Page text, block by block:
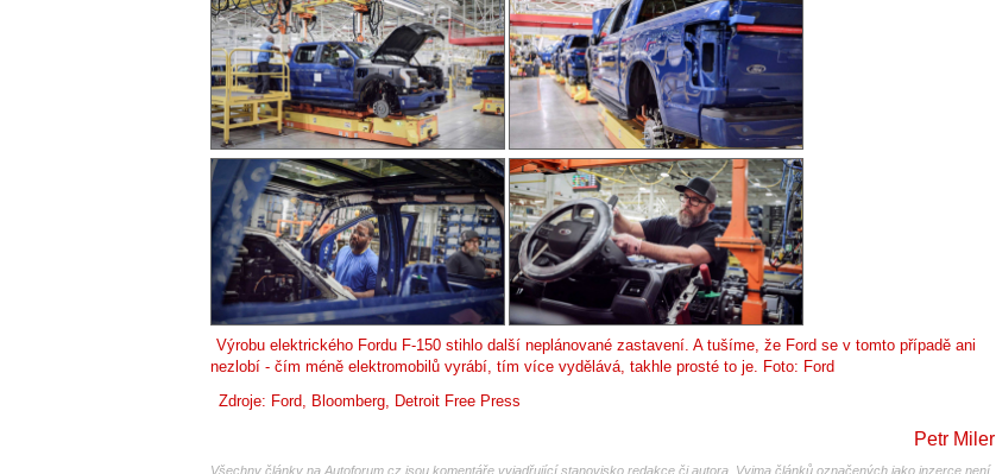
Výrobu elektrického Fordu F-150 stihlo další neplánované zastavení. A tušíme, že Ford se v tomto případě ani
nezlobí - čím méně elektromobilů vyrábí, tím více vydělává, takhle prosté to je. Foto: Ford
Zdroje: Ford, Bloomberg, Detroit Free Press
Petr Miler
Všechny články na Autoforum.cz jsou komentáře vyjadřující stanovisko redakce či autora. Vyjma článků označených jako inzerce není